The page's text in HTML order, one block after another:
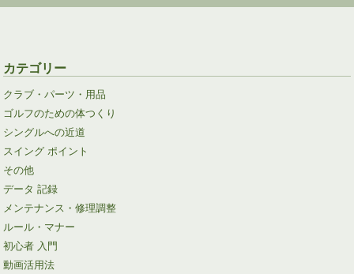
カテゴリー
クラブ・パーツ・用品
ゴルフのための体つくり
シングルへの近道
スイング ポイント
その他
データ 記録
メンテナンス・修理調整
ルール・マナー
初心者 入門
動画活用法